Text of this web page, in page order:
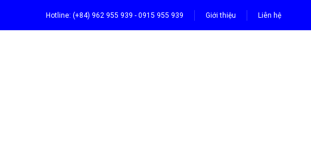
Hotline: (+84) 962 955 939 - 0915 955 939 Giới thiệu Liên hệ